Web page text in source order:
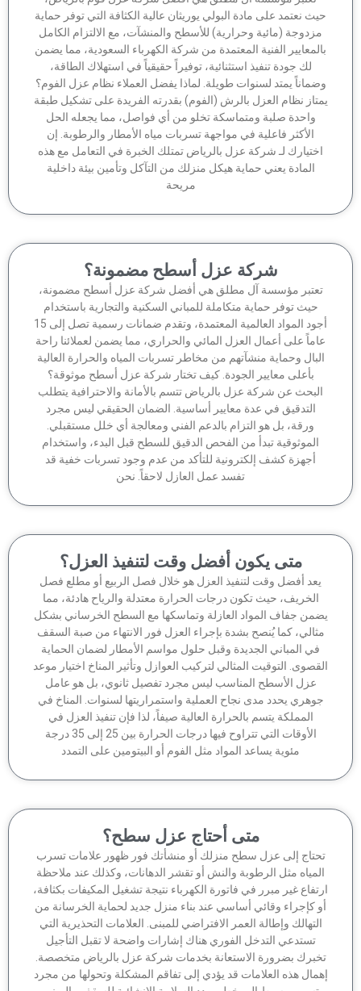
نعتمد على مادة البولي يوريثان عالية الكثافة التي توفر حماية
(مائية وحرارية) للأسطح والمنشآت، مع الالتزام الكامل
الفنية المعتمدة من شركة الكهرباء السعودية، مما يضمن
لك جودة تنفيذ استثنائية، توفيراً حقيقياً في استهلاك الطاقة،
يمتد لسنوات طويلة. لماذا يفضل العملاء نظام عزل الفوم؟
نظام العزل بالرش (الفوم) بقدرته الفريدة على تشكيل طبقة
واحدة صلبة ومتماسكة تخلو من أي فواصل، مما يجعله الحل
الأكثر فاعلية في مواجهة تسربات مياه الأمطار والرطوبة. إن
لـ شركة عزل بالرياض تمتلك الخبرة في التعامل مع هذه
المادة يعني حماية هيكل منزلك من التآكل وتأمين بيئة داخلية
شركة عزل أسطح مضمونة؟
مؤسسة آل مطلق هي أفضل شركة عزل أسطح مضمونة،
حيث توفر حماية متكاملة للمباني السكنية والتجارية باستخدام
أجود المواد العالمية المعتمدة، وتقدم ضمانات رسمية تصل إلى 15
على أعمال العزل المائي والحراري، مما يضمن لعملائنا راحة
وحماية منشآتهم من مخاطر تسربات المياه والحرارة العالية
بأعلى معايير الجودة. كيف تختار شركة عزل أسطح موثوقة؟
عن شركة عزل بالرياض تتسم بالأمانة والاحترافية يتطلب
التدقيق في عدة معايير أساسية. الضمان الحقيقي ليس مجرد
ورقة، بل هو التزام بالدعم الفني ومعالجة أي خلل مستقبلي.
الموثوقية تبدأ من الفحص الدقيق للسطح قبل البدء، واستخدام
أجهزة كشف إلكترونية للتأكد من عدم وجود تسربات خفية قد
تفسد عمل العازل لاحقاً. نحن
متى يكون أفضل وقت لتنفيذ العزل؟
أفضل وقت لتنفيذ العزل هو خلال فصل الربيع أو مطلع فصل
الخريف، حيث تكون درجات الحرارة معتدلة والرياح هادئة، مما
جفاف المواد العازلة وتماسكها مع السطح الخرساني بشكل
كما يُنصح بشدة بإجراء العزل فور الانتهاء من صبة السقف
في المباني الجديدة وقبل حلول مواسم الأمطار لضمان الحماية
التوقيت المثالي لتركيب العوازل وتأثير المناخ اختيار موعد
عزل الأسطح المناسب ليس مجرد تفصيل ثانوي، بل هو عامل
يحدد مدى نجاح العملية واستمراريتها لسنوات. المناخ في
المملكة يتسم بالحرارة العالية صيفاً، لذا فإن تنفيذ العزل في
الأوقات التي تتراوح فيها درجات الحرارة بين 25 إلى 35 درجة
مئوية يساعد المواد مثل الفوم أو البيتومين على التمدد
متى أحتاج عزل سطح؟
إلى عزل سطح منزلك أو منشأتك فور ظهور علامات تسرب
مثل الرطوبة والنش أو تقشر الدهانات، وكذلك عند ملاحظة
غير مبرر في فاتورة الكهرباء نتيجة تشغيل المكيفات بكثافة،
كإجراء وقائي أساسي عند بناء منزل جديد لحماية الخرسانة من
وإطالة العمر الافتراضي للمبنى. العلامات التحذيرية التي
تستدعي التدخل الفوري هناك إشارات واضحة لا تقبل التأجيل
بضرورة الاستعانة بخدمات شركة عزل بالرياض متخصصة.
هذه العلامات قد يؤدي إلى تفاقم المشكلة وتحولها من مجرد